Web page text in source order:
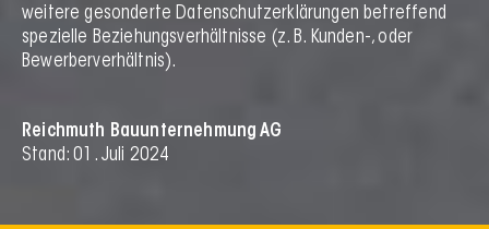
weitere gesonderte Datenschutzerklärungen betreffend
spezielle Beziehungsverhältnisse (z. B. Kunden-, oder
Bewerberverhältnis).
Reichmuth Bauunternehmung AG
Stand: 01. Juli 2024